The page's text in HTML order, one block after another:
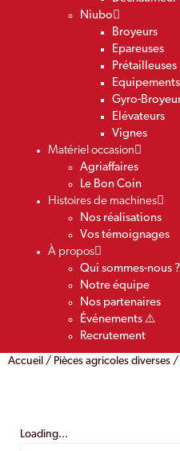
Niubo
Broyeurs
Epareuses
Prétailleuses
Gyro-
Elévateurs
Vignes
Matériel occasion
Agriaffaires
Le Bon Coin
Histoires de machines
Nos réalisations
Vos témoignages
À propos
Qui sommes-nous ?
Notre équipe
Nos partenaires
Événements ⚠️
Recrutement
Accueil / Pièces agricoles diverses /
Loading...